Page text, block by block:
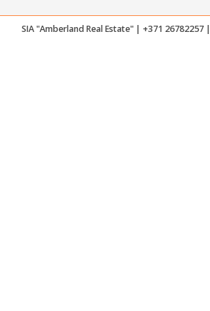
SIA "Amberland Real Estate" | +371 26782257 |